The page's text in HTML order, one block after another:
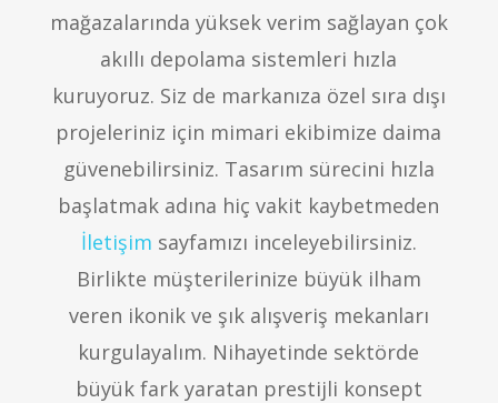
mağazalarında yüksek verim sağlayan çok
akıllı depolama sistemleri hızla
kuruyoruz. Siz de markanıza özel sıra dışı
projeleriniz için mimari ekibimize daima
güvenebilirsiniz. Tasarım sürecini hızla
başlatmak adına hiç vakit kaybetmeden
İletişim sayfamızı inceleyebilirsiniz.
Birlikte müşterilerinize büyük ilham
veren ikonik ve şık alışveriş mekanları
kurgulayalım. Nihayetinde sektörde
büyük fark yaratan prestijli konsept